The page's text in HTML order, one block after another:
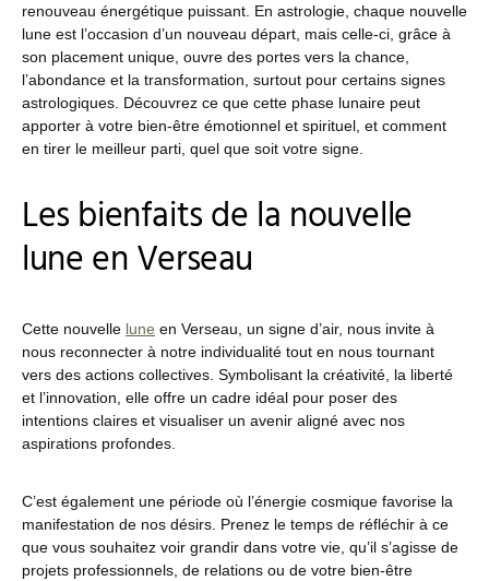
renouveau énergétique puissant. En astrologie, chaque nouvelle
lune est l’occasion d’un nouveau départ, mais celle-ci, grâce à
son placement unique, ouvre des portes vers la chance,
l’abondance et la transformation, surtout pour certains signes
astrologiques. Découvrez ce que cette phase lunaire peut
apporter à votre bien-être émotionnel et spirituel, et comment
en tirer le meilleur parti, quel que soit votre signe.
Les bienfaits de la nouvelle
lune en Verseau
Cette nouvelle lune en Verseau, un signe d’air, nous invite à
nous reconnecter à notre individualité tout en nous tournant
vers des actions collectives. Symbolisant la créativité, la liberté
et l’innovation, elle offre un cadre idéal pour poser des
intentions claires et visualiser un avenir aligné avec nos
aspirations profondes.
C’est également une période où l’énergie cosmique favorise la
manifestation de nos désirs. Prenez le temps de réfléchir à ce
que vous souhaitez voir grandir dans votre vie, qu’il s’agisse de
projets professionnels, de relations ou de votre bien-être